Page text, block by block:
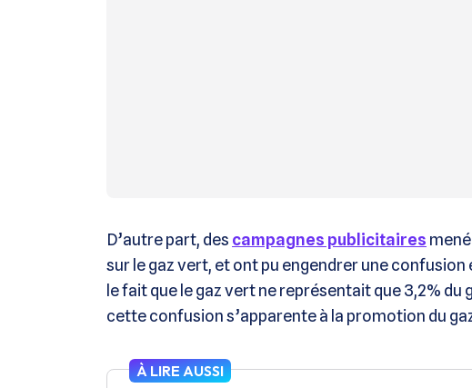
D’autre part, des campagnes publicitaires
sur le gaz vert, et ont pu engendrer une
le fait que le gaz vert ne représentait que 3,2% du
cette confusion s’apparente à la promotion du
À LIRE AUSSI